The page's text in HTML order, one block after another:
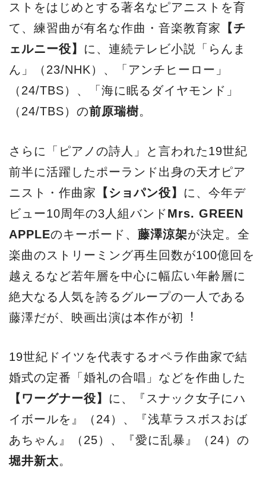
ストをはじめとする著名なピアニストを育
て、練習曲が有名な作曲・⾳楽教育家 【チ
ェルニー役】 に、連続テレビ⼩説「らんま
ん」（23/NHK）、「アンチヒーロー」
（24/TBS）、「海に眠るダイヤモンド」
（24/TBS）の前原瑞樹。
さらに「ピアノの詩⼈」と⾔われた19世紀
前半に活躍したポーランド出⾝の天才ピア
ニスト・作曲家 【ショパン役】
に、今年デ
ビュー10周年の3⼈組バンドMrs. GREEN
APPLEのキーボード、 藤澤涼架が決定。全
楽曲のストリーミング再⽣回数が100億回を
越えるなど若年層を中⼼に幅広い年齢層に
絶⼤なる⼈気を誇るグループの⼀⼈である
藤澤だが、映画出演は本作が初︕
19世紀ドイツを代表するオペラ作曲家で結
婚式の定番「婚礼の合唱」などを作曲した
【ワーグナー役】 に、『スナック⼥⼦にハ
イボールを』（24）、『浅草ラスボスおば
あちゃん』（25）、『愛に乱暴』（24）の
堀井新太。